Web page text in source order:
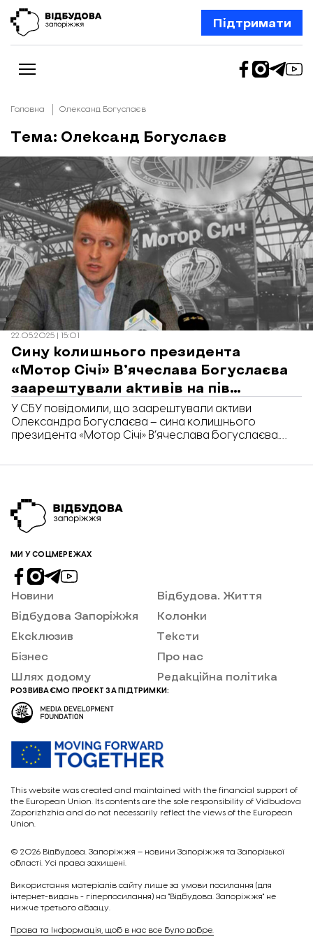
Підтримати
Новини
Відбудова Запоріжжя
Ексклюзив
Бізнес
Шлях додому
Відбудова. Життя
Колонки
Про нас
Редакційна політика
Головна Олександ Богуслаєв
Тема: Олександ Богуслаєв
22.05.2025 | 15:01
Сину колишнього президента
«Мотор Січі» В’ячеслава Богуслаєва
заарештували активів на пів
мільярда гривень
У СБУ повідомили, що заарештували активи
Олександра Богуслаєва – сина колишнього
президента «Мотор Січі» В’ячеслава богуслаєва.
гривень.
МИ У СОЦМЕРЕЖАХ
Новини
Відбудова Запоріжжя
Ексклюзив
Бізнес
Шлях додому
Відбудова. Життя
Колонки
Тексти
Про нас
Редакційна політика
РОЗВИВАЄМО ПРОЕКТ ЗА ПІДТРИМКИ:
This website was created and maintained with the financial support of
the European Union. Its contents are the sole responsibility of Vidbudova
Zaporizhzhia and do not necessarily reflect the views of the European
Union.
© 2026 Відбудова. Запоріжжя – новини Запоріжжя та Запорізької
області. Усі права захищені.
Викориcтання матеріалів сайту лише за умови посилання (для
інтернет-видань - гіперпосилання) на "Відбудова. Запоріжжя" не
нижче третього абзацу.
Права та Інформація, щоб в нас все було добре.